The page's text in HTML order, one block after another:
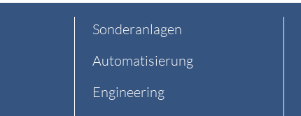
Sonderanlagen
Automatisierung
Engineering